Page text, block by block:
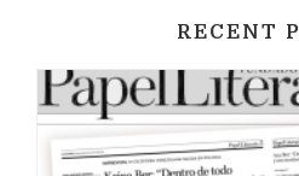
RECENT